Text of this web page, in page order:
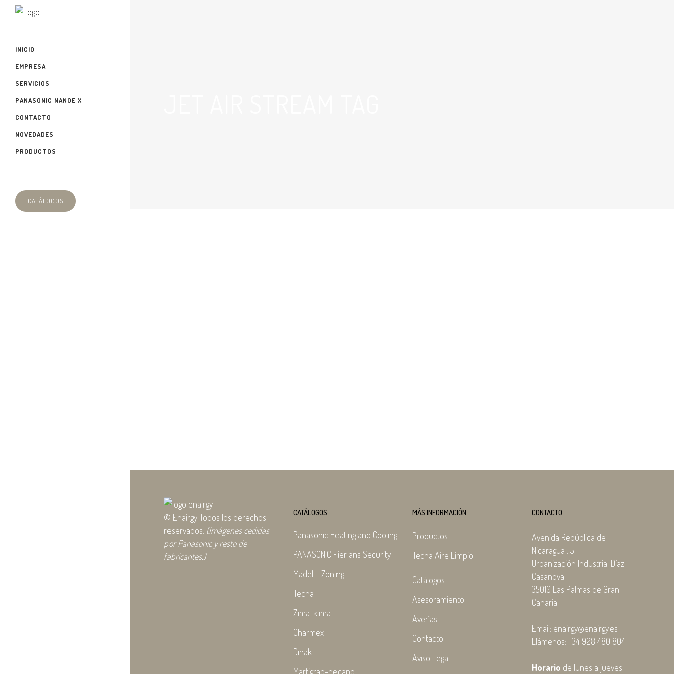
INICIO
EMPRESA
SERVICIOS
PANASONIC NANOE X
CONTACTO
NOVEDADES
PRODUCTOS
CATÁLOGOS
© Enairgy Todos los derechos
reservados. (Imágenes cedidas
por Panasonic y resto de
fabricantes.)
CATÁLOGOS
Panasonic Heating and Cooling
PANASONIC Fier ans Security
Madel – Zoning
Tecna
Zima-klima
Charmex
Dinak
Martigrap-hecapo
MÁS INFORMACIÓN
Productos
Tecna Aire Limpio
Catálogos
Asesoramiento
Averías
Contacto
Aviso Legal
CONTACTO
Avenida República de
Nicaragua , 5
Urbanización Industrial Díaz
Casanova
35010 Las Palmas de Gran
Canaria
Email: enairgy@enairgy.es
Llámenos: +34 928 480 804
Horario de lunes a jueves